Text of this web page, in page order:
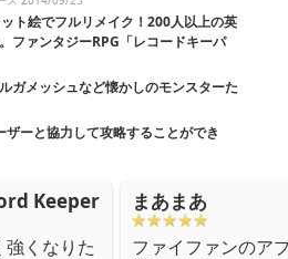
ト絵でフルリメイク！200人以上の英
ファンタジーRPG「レコードキーパ
ガメッシュなど懐かしのモンスターた
ザーと協力して攻略することができ
Keeper
くなりた
まあまあ
ファイファンのア